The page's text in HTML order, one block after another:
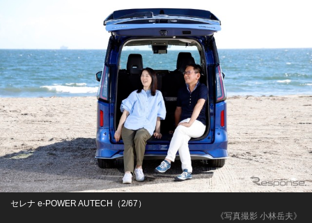
《写真撮影 小林岳夫》
セレナ e-POWER AUTECH（2/67）